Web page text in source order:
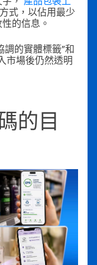
式，以佔用最少
的信息。
調的實體標籤”和
市場後仍然透明
的目